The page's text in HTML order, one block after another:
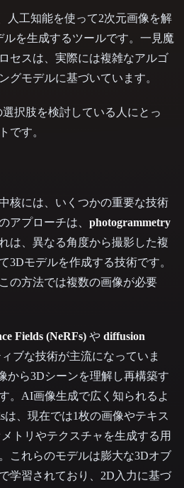
人工知能を使って2次元画像を解
を生成するツールです。一見魔
セスは、実際には複雑なアルゴ
グモデルに基づいています。
選択肢を検討している人にとっ
です。
核には、いくつかの重要な技術
アプローチは、 photogrammetry
は、異なる角度から撮影した複
3Dモデルを作成する技術です。
の方法では複数の画像が必要
Fields (NeRFs) や diffusion
ブな技術が主流になっていま
から3Dシーンを理解し再構築す
。AI画像生成で広く知られるよ
は、現在では1枚の画像やテキス
トリやテクスチャを生成する用
これらのモデルは膨大な3Dオブ
学習されており、2D入力に基づ